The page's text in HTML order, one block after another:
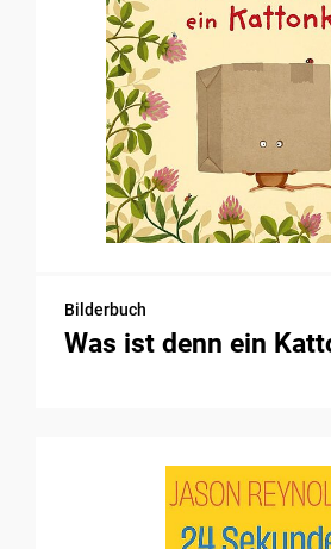
Bilderbuch
Was ist denn ein